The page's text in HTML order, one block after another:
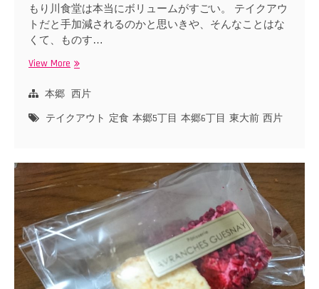
もり川食堂は本当にボリュームがすごい。 テイクアウ
トだと手加減されるのかと思いきや、そんなことはな
くて、ものす…
View Moreも
川
堂
イ
ク
ア
ウ
ト
弁
当
本郷 西片
テイクアウト 定食 本郷5丁目 本郷6丁目 東大前 西片